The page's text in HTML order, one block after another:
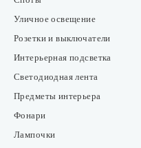
Уличное освещение
Розетки и выключатели
Интерьерная подсветка
Светодиодная лента
Предметы интерьера
Фонари
Лампочки